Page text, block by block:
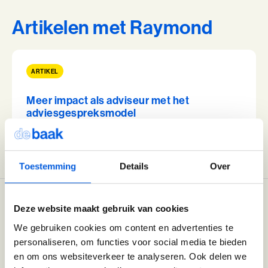
Toestemming Details Over
Deze website maakt gebruik van cookies
We gebruiken cookies om content en advertenties te
personaliseren, om functies voor social media te bieden
en om ons websiteverkeer te analyseren. Ook delen we
en doel van je organisatie
technologie verandert
10+ jaar werkervaring
Alle trainingen
Authentiek Profileren
Authentiek Profileren (BaakBoost)
Beïnvloeden, Leiden, Positioneren
Bezielend Leiderschap
Benieuwd wat we voor jouw organisatie
kunnen betekenen?
Plan eenvoudig een vrijblijvend adviesgesprek in en dan
jouw vraag of organisatie.
Adviesgesprek Incompany
Kom jij ons team versterken?
Artikelen met Raymond
ARTIKEL
Meer impact als adviseur met het
adviesgespreksmodel
Leestijd Leestijd 15 minuten
Trainingen door Raymond